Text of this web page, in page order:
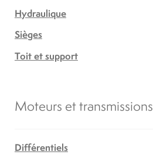
Hydraulique
Sièges
Toit et support
Moteurs et transmissions
Différentiels